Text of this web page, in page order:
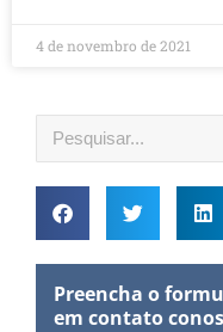
4 de novembro de 2021
Preencha o
em contato